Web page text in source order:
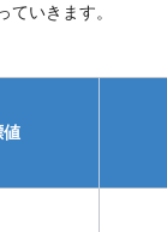
いきます。
値